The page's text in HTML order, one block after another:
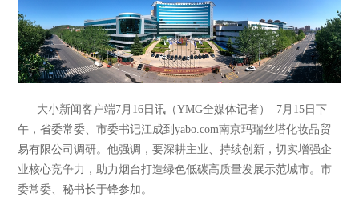
大小新闻客户端7月16日讯（YMG全媒体记者） 7月15日下
午，省委常委、市委书记江成到yabo.com南京玛瑞丝塔化妆品贸
易有限公司调研。他强调，要深耕主业、持续创新，切实增强企
业核心竞争力，助力烟台打造绿色低碳高质量发展示范城市。市
委常委、秘书长于锋参加。